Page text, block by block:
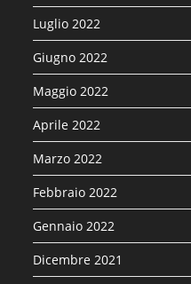
Luglio 2022
Giugno 2022
Maggio 2022
Aprile 2022
Marzo 2022
Febbraio 2022
Gennaio 2022
Dicembre 2021